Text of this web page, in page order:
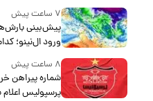
۷ ساعت پیش
پیش‌بینی
ورود ال‌نینو؛
۸ ساعت پیش
شماره پیراهن
پرسپولیس